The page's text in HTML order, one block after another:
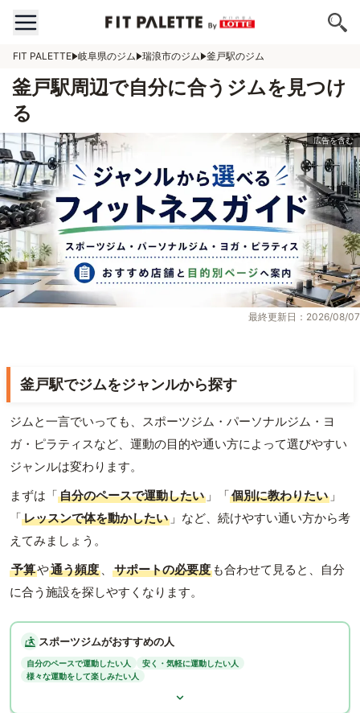
FIT PALETTE 岐阜県のジム 瑞浪市のジム 釜戸駅のジム
釜戸駅周辺で自分に合うジムを見つけ
る
最終更新日：2026/08/07
釜戸駅でジムをジャンルから探す
ジムと一言でいっても、スポーツジム・パーソナルジム・ヨ
ガ・ピラティスなど、運動の目的や通い方によって選びやすい
ジャンルは変わります。
まずは「自分のペースで運動したい 」「個別に教わりたい 」
「レッスンで体を動かしたい 」など、続けやすい通い方から考
えてみましょう。
予算や通う頻度 、 サポートの必要度 も合わせて見ると、自分
に合う施設を探しやすくなります。
スポーツジムがおすすめの人
自分のペースで運動したい人
安く・気軽に運動したい人
様々な運動をして楽しみたい人